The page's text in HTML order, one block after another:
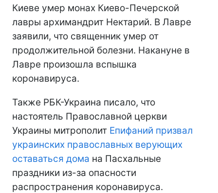
Киеве умер монах Киево-Печерской
лавры архимандрит Нектарий. В Лавре
заявили, что священник умер от
продолжительной болезни. Накануне в
Лавре произошла вспышка
коронавируса.
Также РБК-Украина писало, что
настоятель Православной церкви
Украины митрополит Епифаний призвал
украинских православных верующих
оставаться дома на Пасхальные
праздники из-за опасности
распространения коронавируса.